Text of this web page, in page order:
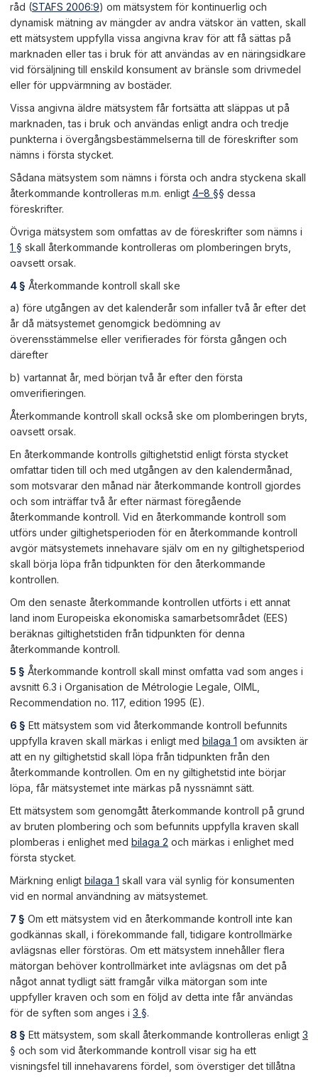
råd (STAFS 2006:9) om mätsystem för kontinuerlig och
dynamisk mätning av mängder av andra vätskor än vatten, skall
ett mätsystem uppfylla vissa angivna krav för att få sättas på
marknaden eller tas i bruk för att användas av en näringsidkare
vid försäljning till enskild konsument av bränsle som drivmedel
eller för uppvärmning av bostäder.
Vissa angivna äldre mätsystem får fortsätta att släppas ut på
marknaden, tas i bruk och användas enligt andra och tredje
punkterna i övergångsbestämmelserna till de föreskrifter som
nämns i första stycket.
Sådana mätsystem som nämns i första och andra styckena skall
återkommande kontrolleras m.m. enligt 4–8 §§ dessa
föreskrifter.
Övriga mätsystem som omfattas av de föreskrifter som nämns i
1 § skall återkommande kontrolleras om plomberingen bryts,
oavsett orsak.
4 § Återkommande kontroll skall ske
a) före utgången av det kalenderår som infaller två år efter det
år då mätsystemet genomgick bedömning av
överensstämmelse eller verifierades för första gången och
därefter
b) vartannat år, med början två år efter den första
omverifieringen.
Återkommande kontroll skall också ske om plomberingen bryts,
oavsett orsak.
En återkommande kontrolls giltighetstid enligt första stycket
omfattar tiden till och med utgången av den kalendermånad,
som motsvarar den månad när återkommande kontroll gjordes
och som inträffar två år efter närmast föregående
återkommande kontroll. Vid en återkommande kontroll som
utförs under giltighetsperioden för en återkommande kontroll
avgör mätsystemets innehavare själv om en ny giltighetsperiod
skall börja löpa från tidpunkten för den återkommande
kontrollen.
Om den senaste återkommande kontrollen utförts i ett annat
land inom Europeiska ekonomiska samarbetsområdet (EES)
beräknas giltighetstiden från tidpunkten för denna
återkommande kontroll.
5 § Återkommande kontroll skall minst omfatta vad som anges i
avsnitt 6.3 i Organisation de Métrologie Legale, OIML,
Recommendation no. 117, edition 1995 (E).
6 § Ett mätsystem som vid återkommande kontroll befunnits
uppfylla kraven skall märkas i enligt med bilaga 1 om avsikten är
att en ny giltighetstid skall löpa från tidpunkten från den
återkommande kontrollen. Om en ny giltighetstid inte börjar
löpa, får mätsystemet inte märkas på nyssnämnt sätt.
Ett mätsystem som genomgått återkommande kontroll på grund
av bruten plombering och som befunnits uppfylla kraven skall
plomberas i enlighet med bilaga 2 och märkas i enlighet med
första stycket.
Märkning enligt bilaga 1 skall vara väl synlig för konsumenten
vid en normal användning av mätsystemet.
7 § Om ett mätsystem vid en återkommande kontroll inte kan
godkännas skall, i förekommande fall, tidigare kontrollmärke
avlägsnas eller förstöras. Om ett mätsystem innehåller flera
mätorgan behöver kontrollmärket inte avlägsnas om det på
något annat tydligt sätt framgår vilka mätorgan som inte
uppfyller kraven och som en följd av detta inte får användas
för de syften som anges i 3 §.
8 § Ett mätsystem, som skall återkommande kontrolleras enligt 3
§ och som vid återkommande kontroll visar sig ha ett
visningsfel till innehavarens fördel, som överstiger det tillåtna